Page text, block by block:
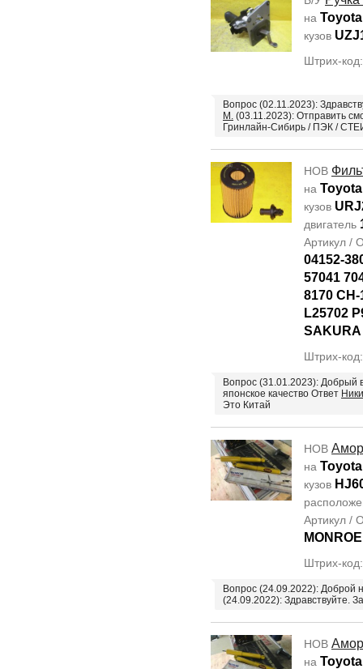
на
кузов
Штрих-
Вопрос (02.11.2023):
М. (03.11.2023): Отправить
Гринлайн-Сибирь / ПЭК /
НОВ
на
кузов
двигатель
Артикул /
04152-
57041
8170
L25702
SAKURA
Штрих-
Вопрос (31.01.2023): Добрый
японское качество Ответ
Это Китай
НОВ
на
кузов
Артикул /
MONROE
Штрих-
Вопрос (24.09.2022): Доброй
(24.09.2022): Здравствуйте.
НОВ
на